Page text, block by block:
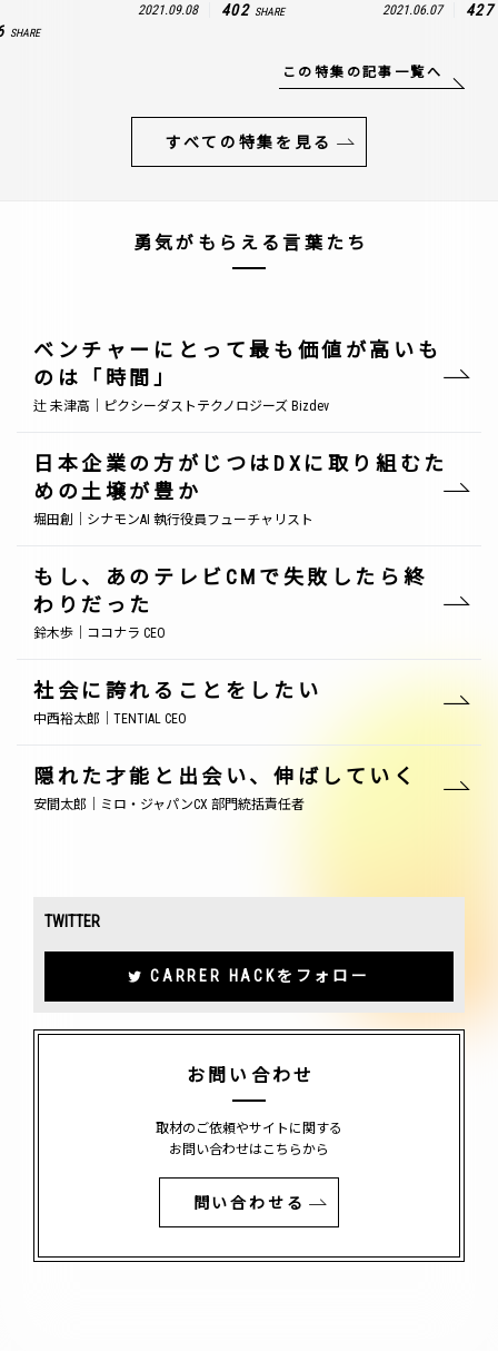
SHARE
2021.09.08 402 SHARE 2021.06.07 427
この特集の記事一覧へ
すべての特集を見る
勇気がもらえる言葉たち
ベンチャーにとって最も価値が高いも
のは「時間」
辻 未津高｜ピクシーダストテクノロジーズ Bizdev
日本企業の方がじつはDXに取り組むた
めの土壌が豊か
堀田創｜シナモンAI 執行役員フューチャリスト
もし、あのテレビCMで失敗したら終
わりだった
鈴木歩｜ココナラ CEO
社会に誇れることをしたい
中西裕太郎｜TENTIAL CEO
隠れた才能と出会い、伸ばしていく
安間太郎｜ミロ・ジャパンCX 部門統括責任者
TWITTER
CARRER HACKをフォロー
お問い合わせ
取材のご依頼やサイトに関する
お問い合わせはこちらから
問い合わせる